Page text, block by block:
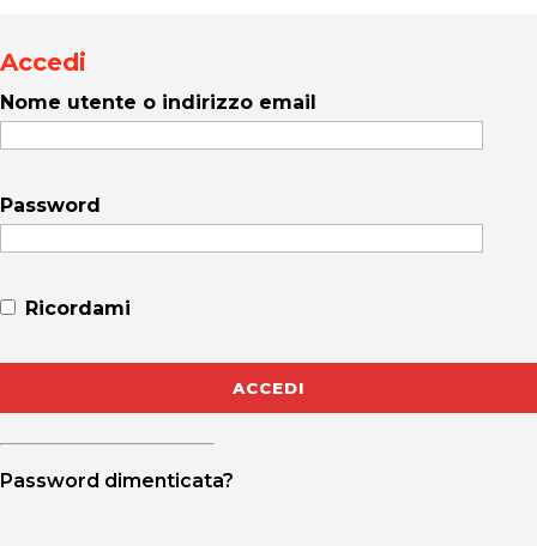
Accedi
Nome utente o indirizzo email
Password
Ricordami
Password dimenticata?